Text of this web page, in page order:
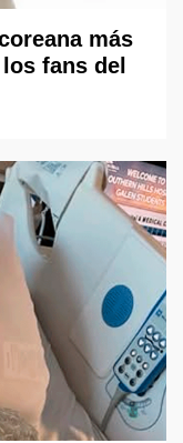
más
fans del